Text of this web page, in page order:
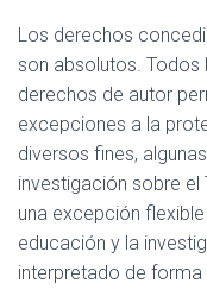
Los derechos
son absolutos. Todos
derechos de autor
excepciones a la
diversos fines,
investigación sobre el
una excepción
educación y la
interpretado de